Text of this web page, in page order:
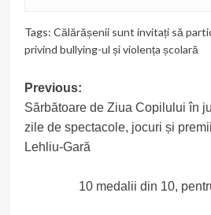
Tags: Călărășenii sunt invitați să
privind bullying-ul și violența școlară
Post
navigation
Previous:
Sărbătoare de Ziua Copilului în
zile de spectacole, jocuri și
Lehliu-Gară
10 medalii din 10,